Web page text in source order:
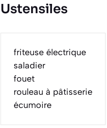
Ustensiles
friteuse électrique
saladier
fouet
rouleau à pâtisserie
écumoire